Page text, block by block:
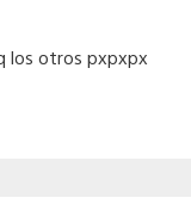
los otros pxpxpx